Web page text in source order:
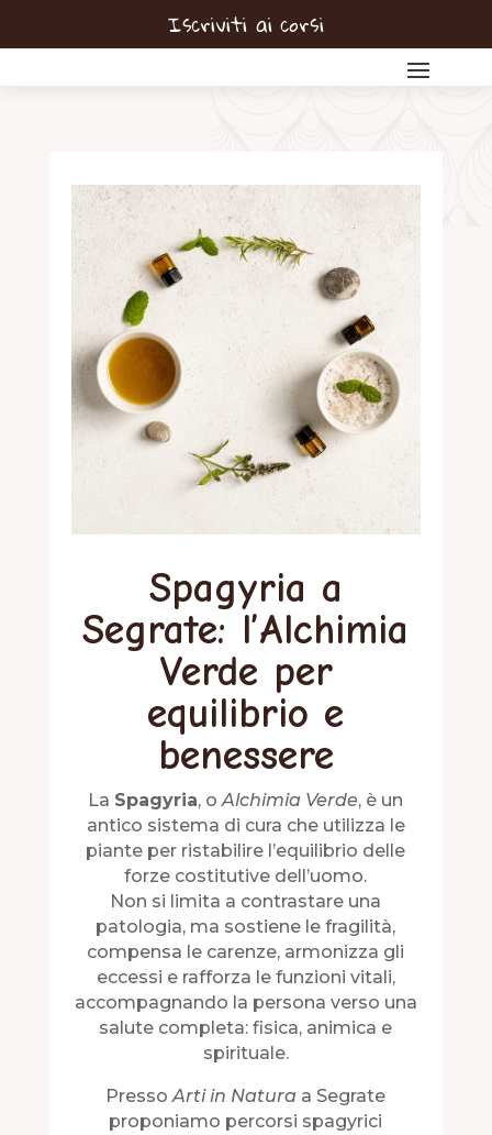
Iscriviti ai corsi
Spagyria a
Segrate: l’Alchimia
Verde per
equilibrio e
benessere
La Spagyria, oAlchimia Verde, è un
antico sistema di cura che utilizza le
piante per ristabilire l’equilibrio delle
forze costitutive dell’uomo.
Non si limita a contrastare una
patologia, ma sostiene le fragilità,
compensa le carenze, armonizza gli
eccessi e rafforza le funzioni vitali,
accompagnando la persona verso una
salute completa: fisica, animica e
spirituale.
PressoArti in Natura a Segrate
proponiamo percorsi spagyrici